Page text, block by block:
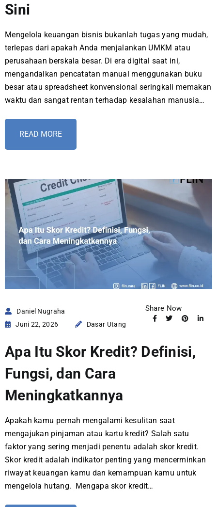
Sini
Mengelola keuangan bisnis bukanlah tugas yang mudah,
terlepas dari apakah Anda menjalankan UMKM atau
perusahaan berskala besar. Di era digital saat ini,
mengandalkan pencatatan manual menggunakan buku
besar atau spreadsheet konvensional seringkali memakan
waktu dan sangat rentan terhadap kesalahan manusia…
READ MORE
Daniel Nugraha
Juni 22, 2026
Dasar Utang
Share Now
Apa Itu Skor Kredit? Definisi,
Fungsi, dan Cara
Meningkatkannya
Apakah kamu pernah mengalami kesulitan saat
mengajukan pinjaman atau kartu kredit? Salah satu
faktor yang sering menjadi penentu adalah skor kredit.
Skor kredit adalah indikator penting yang mencerminkan
riwayat keuangan kamu dan kemampuan kamu untuk
mengelola hutang. Mengapa skor kredit…